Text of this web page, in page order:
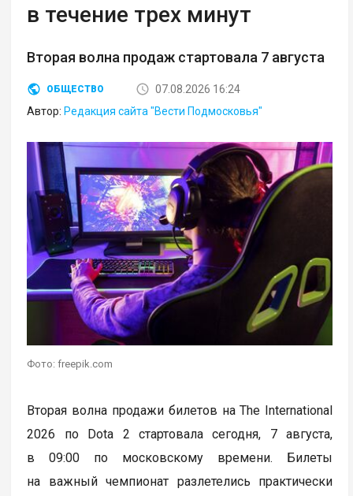
в течение трех минут
Вторая волна продаж стартовала 7 августа
ОБЩЕСТВО
07.08.2026 16:24
Автор: Редакция сайта "Вести Подмосковья"
Фото: freepik.com
Вторая волна продажи билетов на The International
2026 по Dota 2 стартовала сегодня, 7 августа,
в 09:00 по московскому времени. Билеты
на важный чемпионат разлетелись практически